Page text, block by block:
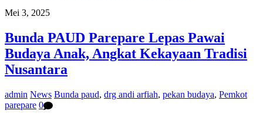
Mei 3, 2025
Bunda PAUD Parepare Lepas Pawai
Budaya Anak, Angkat Kekayaan Tradisi
Nusantara
admin News Bunda paud, drg andi arfiah, pekan budaya, Pemkot
parepare 0